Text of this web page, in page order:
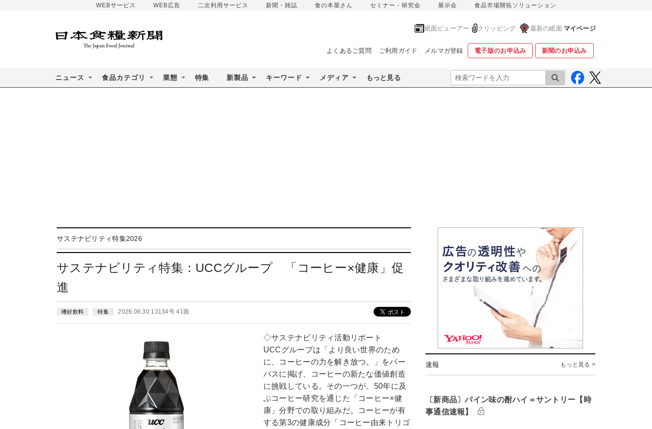
WEBサービス WEB広告 二次利用サービス 新聞・雑誌 食の本屋さん セミナー・研究会 展示会 食品市場開拓ソリューション
紙面ビューアー クリッピング 最新の紙面 マイページ
よくあるご質問 ご利用ガイド メルマガ登録 電子版のお申込み 新聞のお申込み
ニュース 食品カテゴリ 業態 特集 新製品 キーワード メディア もっと見る 検索
サステナビリティ特集2026
サステナビリティ特集：UCCグループ 「コーヒー×健康」促
進
嗜好飲料 特集 2026.06.30 13134号 41面
◇サステナビリティ活動リポート
UCCグループは「より良い世界のため
に、コーヒーの力を解き放つ。」をパー
パスに掲げ、コーヒーの新たな価値創造
に挑戦している。その一つが、50年に及
ぶコーヒー研究を通じた「コーヒー×健
康」分野での取り組みだ。コーヒーが有
する第3の健康成分「コーヒー由来トリゴ
速報 もっと見る >
〔新商品〕パイン味の酎ハイ＝サントリー【時
事通信速報】